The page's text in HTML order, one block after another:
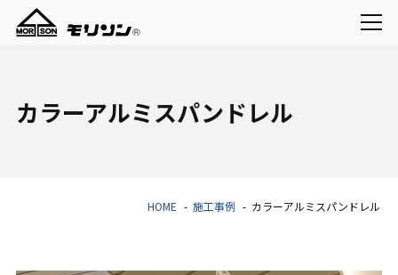
カラーアルミスパンドレル
HOME 施工事例 カラーアルミスパンドレル